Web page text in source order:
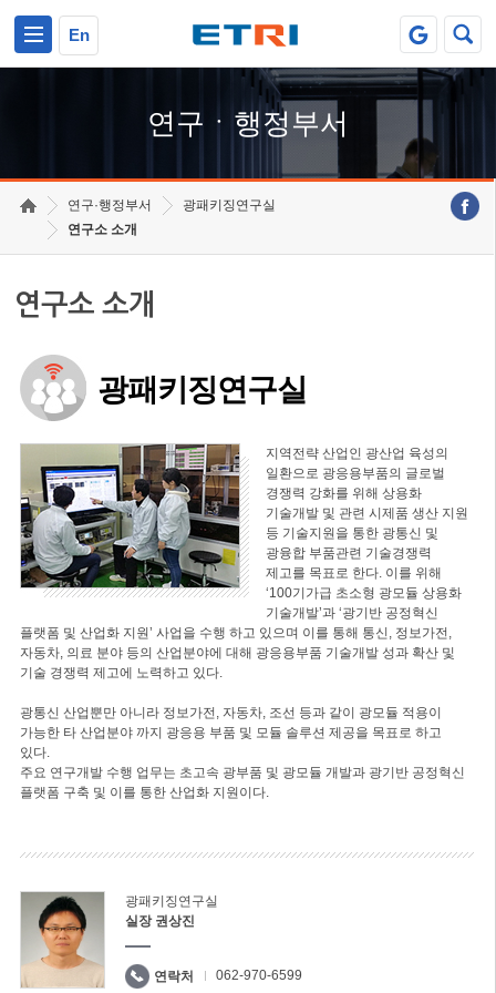
En
연구ㆍ행정부서
연구·행정부서
광패키징연구실
연구소 소개
연구소 소개
광패키징연구실
지역전략 산업인 광산업 육성의
일환으로 광응용부품의 글로벌
경쟁력 강화를 위해 상용화
기술개발 및 관련 시제품 생산 지원
등 기술지원을 통한 광통신 및
광융합 부품관련 기술경쟁력
제고를 목표로 한다. 이를 위해
‘100기가급 초소형 광모듈 상용화
기술개발’과 ‘광기반 공정혁신
플랫폼 및 산업화 지원’ 사업을 수행 하고 있으며 이를 통해 통신, 정보가전,
자동차, 의료 분야 등의 산업분야에 대해 광응용부품 기술개발 성과 확산 및
기술 경쟁력 제고에 노력하고 있다.
광통신 산업뿐만 아니라 정보가전, 자동차, 조선 등과 같이 광모듈 적용이
가능한 타 산업분야 까지 광응용 부품 및 모듈 솔루션 제공을 목표로 하고
있다.
주요 연구개발 수행 업무는 초고속 광부품 및 광모듈 개발과 광기반 공정혁신
플랫폼 구축 및 이를 통한 산업화 지원이다.
광패키징연구실
실장 권상진
연락처 062-970-6599